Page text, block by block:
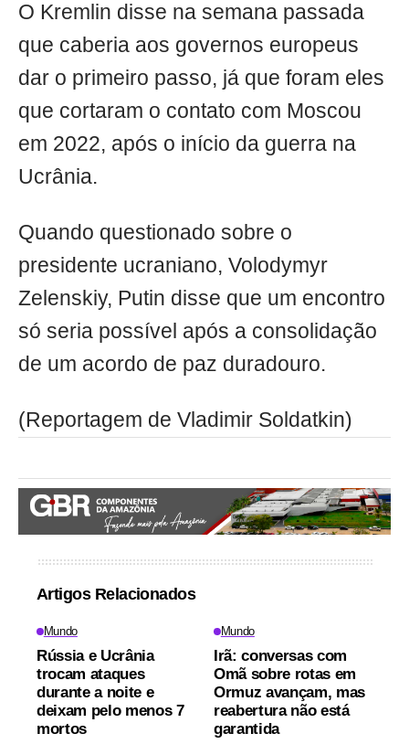
O Kremlin disse na semana passada
que caberia aos governos europeus
dar o primeiro passo, já que foram eles
que cortaram o contato com Moscou
em 2022, após o início da guerra na
Ucrânia.
Quando questionado sobre o
presidente ucraniano, Volodymyr
Zelenskiy, Putin disse que um encontro
só seria possível após a consolidação
de um acordo de paz duradouro.
(Reportagem de Vladimir Soldatkin)
Artigos Relacionados
Mundo
Rússia e Ucrânia
trocam ataques
durante a noite e
deixam pelo menos 7
mortos
Mundo
Irã: conversas com
Omã sobre rotas em
Ormuz avançam, mas
reabertura não está
garantida